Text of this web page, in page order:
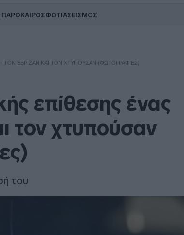
ΠΑΡΟΚΑΙΡΟΣΦΩΤΙΑΣΕΙΣΜΟΣ
ΈΒΡΙΖΑΝ ΚΑΙ ΤΟΝ ΧΤΥΠΟΎΣΑΝ (ΦΩΤΟΓΡΑΦΊΕΣ)
επίθεσης ένας
τον χτυπούσαν
του